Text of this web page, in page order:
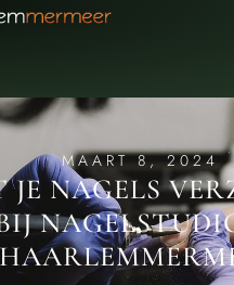
MAART 8, 2024
JE NAGELS